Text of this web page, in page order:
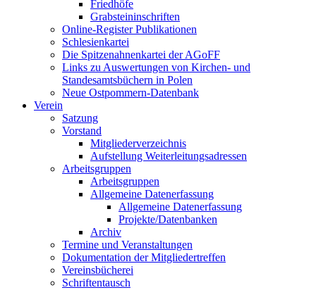
Friedhöfe
Grabsteininschriften
Online-Register Publikationen
Schlesienkartei
Die Spitzenahnenkartei der AGoFF
Links zu Auswertungen von Kirchen- und
Standesamtsbüchern in Polen
Neue Ostpommern-Datenbank
Verein
Satzung
Vorstand
Mitgliederverzeichnis
Aufstellung Weiterleitungsadressen
Arbeitsgruppen
Arbeitsgruppen
Allgemeine Datenerfassung
Allgemeine Datenerfassung
Projekte/Datenbanken
Archiv
Termine und Veranstaltungen
Dokumentation der Mitgliedertreffen
Vereinsbücherei
Schriftentausch